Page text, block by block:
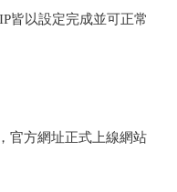
皆以設定完成並可正常
官方網址正式上線網站